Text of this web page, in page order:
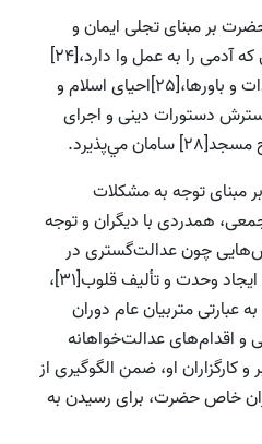
بر مبناى تجلى ايمان و
باورها؛ و ايجاد انگيزه قوى ايمانى كه آدمى را به عمل وا دارد،[24]
با روش‌هايى؛ چون اصلاح اعتقادات و باورها،[25]احياى اسلام و
ترويج و گسترش دستورات دينى و اجراى
مبناى توجه به مشكلات
همدردى با ديگران و توجه
و...، با روش‌هايى چون عدالت‌گسترى در
جامعه و احياى جامعه مرده،[30] ايجاد وحدت و تأليف قلوب[31]،
عبارتى متربيان عام دوران
و اقدام‌هاى عدالت‌خواهانه
كارگزاران او، ضمن الگوگيرى از
خاص حضرت، برای رسيدن به